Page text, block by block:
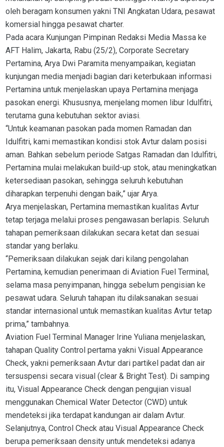
oleh beragam konsumen yakni TNI Angkatan Udara, pesawat
komersial hingga pesawat charter.
Pada acara Kunjungan Pimpinan Redaksi Media Massa ke
AFT Halim, Jakarta, Rabu (25/2), Corporate Secretary
Pertamina, Arya Dwi Paramita menyampaikan, kegiatan
kunjungan media menjadi bagian dari keterbukaan informasi
Pertamina untuk menjelaskan upaya Pertamina menjaga
pasokan energi. Khususnya, menjelang momen libur Idulfitri,
terutama guna kebutuhan sektor aviasi.
“Untuk keamanan pasokan pada momen Ramadan dan
Idulfitri, kami memastikan kondisi stok Avtur dalam posisi
aman. Bahkan sebelum periode Satgas Ramadan dan Idulfitri,
Pertamina mulai melakukan build-up stok, atau meningkatkan
ketersediaan pasokan, sehingga seluruh kebutuhan
diharapkan terpenuhi dengan baik,” ujar Arya.
Arya menjelaskan, Pertamina memastikan kualitas Avtur
tetap terjaga melalui proses pengawasan berlapis. Seluruh
tahapan pemeriksaan dilakukan secara ketat dan sesuai
standar yang berlaku.
“Pemeriksaan dilakukan sejak dari kilang pengolahan
Pertamina, kemudian penerimaan di Aviation Fuel Terminal,
selama masa penyimpanan, hingga sebelum pengisian ke
pesawat udara. Seluruh tahapan itu dilaksanakan sesuai
standar internasional untuk memastikan kualitas Avtur tetap
prima,” tambahnya.
Aviation Fuel Terminal Manager Irine Yuliana menjelaskan,
tahapan Quality Control pertama yakni Visual Appearance
Check, yakni pemeriksaan Avtur dari partikel padat dan air
tersuspensi secara visual (clear & Bright Test). Di samping
itu, Visual Appearance Check dengan pengujian visual
menggunakan Chemical Water Detector (CWD) untuk
mendeteksi jika terdapat kandungan air dalam Avtur.
Selanjutnya, Control Check atau Visual Appearance Check
berupa pemeriksaan density untuk mendeteksi adanya